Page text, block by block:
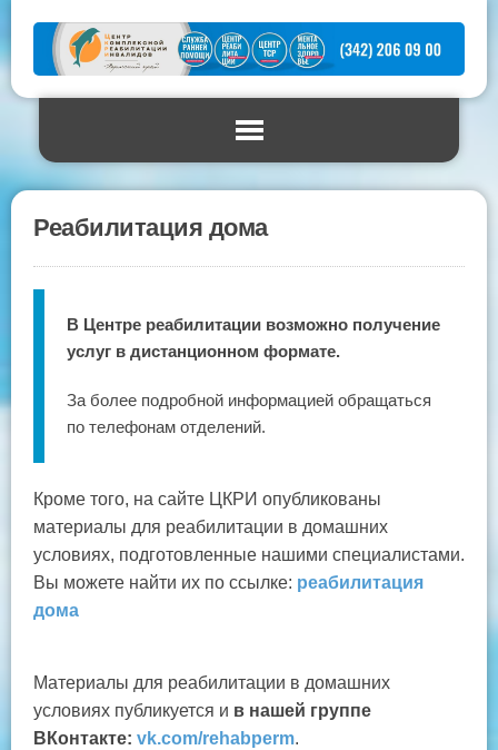
Реабилитация дома
В Центре реабилитации возможно получение
услуг в дистанционном формате.
За более подробной информацией обращаться
по телефонам отделений.
Кроме того, на сайте ЦКРИ опубликованы
материалы для реабилитации в домашних
условиях, подготовленные нашими специалистами.
Вы можете найти их по ссылке: реабилитация
дома
Материалы для реабилитации в домашних
условиях публикуется и в нашей группе
ВКонтакте: vk.com/rehabperm.